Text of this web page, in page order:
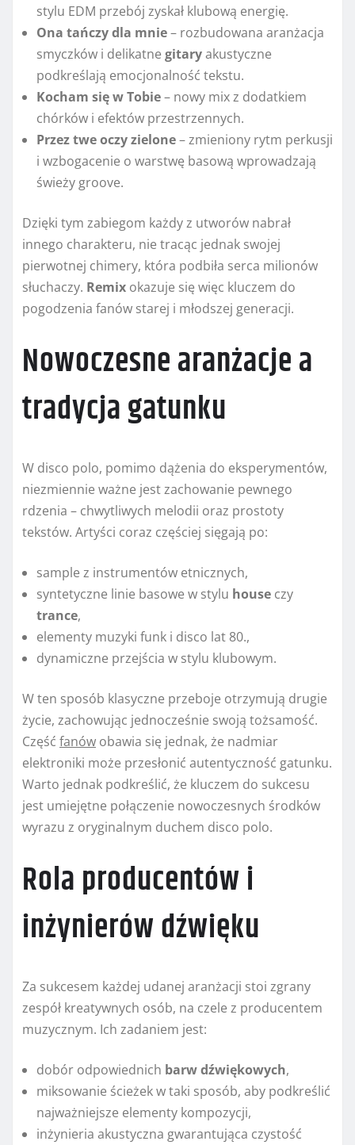
stylu EDM przebój zyskał klubową energię.
Ona tańczy dla mnie– rozbudowana aranżacja
smyczków i delikatne gitaryakustyczne
podkreślają emocjonalność tekstu.
Kocham się w Tobie– nowy mix z dodatkiem
chórków i efektów przestrzennych.
Przez twe oczy zielone– zmieniony rytm perkusji
i wzbogacenie o warstwę basową wprowadzają
świeży groove.
Dzięki tym zabiegom każdy z utworów nabrał
innego charakteru, nie tracąc jednak swojej
pierwotnej chimery, która podbiła serca milionów
słuchaczy. Remix okazuje się więc kluczem do
pogodzenia fanów starej i młodszej generacji.
Nowoczesne aranżacje a
tradycja gatunku
W disco polo, pomimo dążenia do eksperymentów,
niezmiennie ważne jest zachowanie pewnego
rdzenia – chwytliwych melodii oraz prostoty
tekstów. Artyści coraz częściej sięgają po:
sample z instrumentów etnicznych,
syntetyczne linie basowe w stylu house czy
trance,
elementy muzyki funk i disco lat 80.,
dynamiczne przejścia w stylu klubowym.
W ten sposób klasyczne przeboje otrzymują drugie
życie, zachowując jednocześnie swoją tożsamość.
Część fanów obawia się jednak, że nadmiar
elektroniki może przesłonić autentyczność gatunku.
Warto jednak podkreślić, że kluczem do sukcesu
jest umiejętne połączenie nowoczesnych środków
wyrazu z oryginalnym duchem disco polo.
Rola producentów i
inżynierów dźwięku
Za sukcesem każdej udanej aranżacji stoi zgrany
zespół kreatywnych osób, na czele z producentem
muzycznym. Ich zadaniem jest:
dobór odpowiednich barw dźwiękowych,
miksowanie ścieżek w taki sposób, aby podkreślić
najważniejsze elementy kompozycji,
inżynieria akustyczna gwarantująca czystość